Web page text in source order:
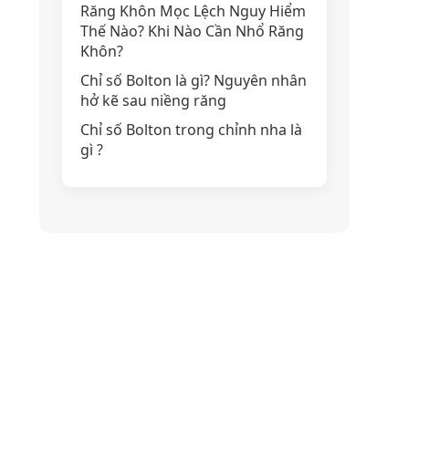
Răng Khôn Mọc Lệch Nguy Hiểm
Thế Nào? Khi Nào Cần Nhổ Răng
Khôn?
Chỉ số Bolton là gì? Nguyên nhân
hở kẽ sau niềng răng
Chỉ số Bolton trong chỉnh nha là
gì ?